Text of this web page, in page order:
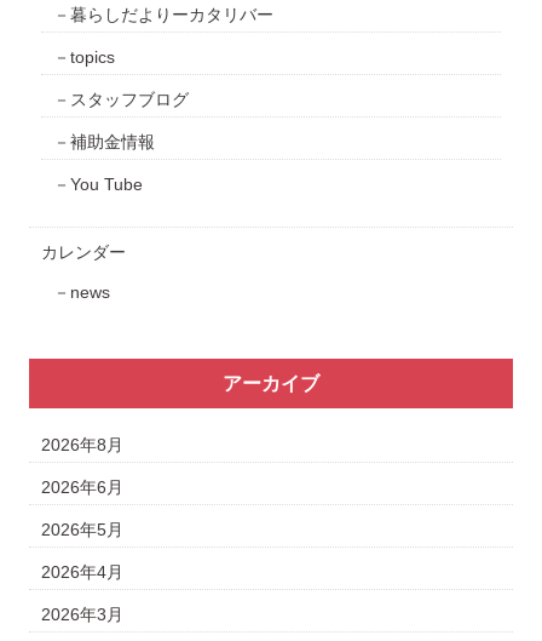
暮らしだよりーカタリバー
topics
スタッフブログ
補助金情報
You Tube
カレンダー
news
アーカイブ
2026年8月
2026年6月
2026年5月
2026年4月
2026年3月